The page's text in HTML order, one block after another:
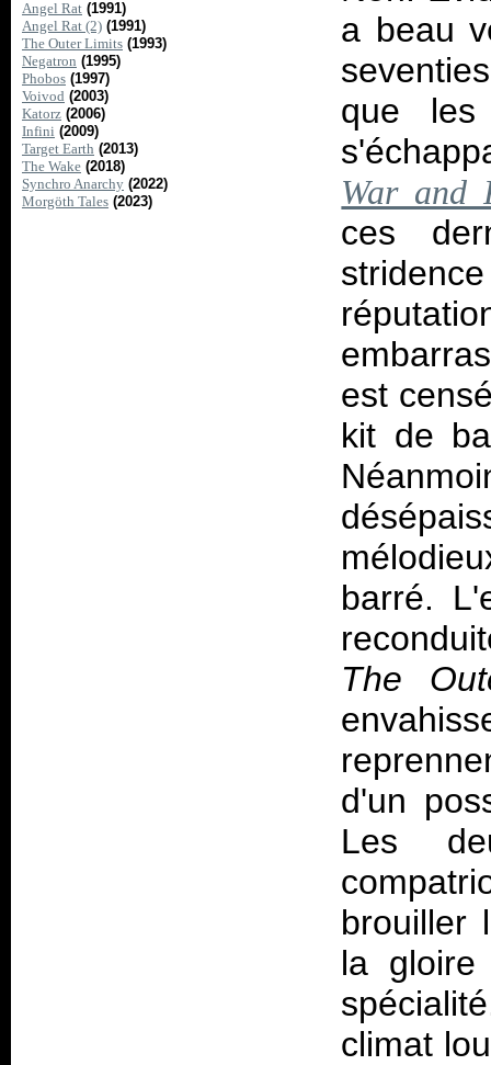
Angel Rat (1991)
Angel Rat (2) (1991)
The Outer Limits (1993)
Negatron (1995)
Phobos (1997)
Voivod (2003)
Katorz (2006)
Infini (2009)
Target Earth (2013)
The Wake (2018)
Synchro Anarchy (2022)
Morgöth Tales (2023)
a beau
que les
War and
ces
est
kit de
barré.
The
d'un
Les
brouiller
la gloire
climat